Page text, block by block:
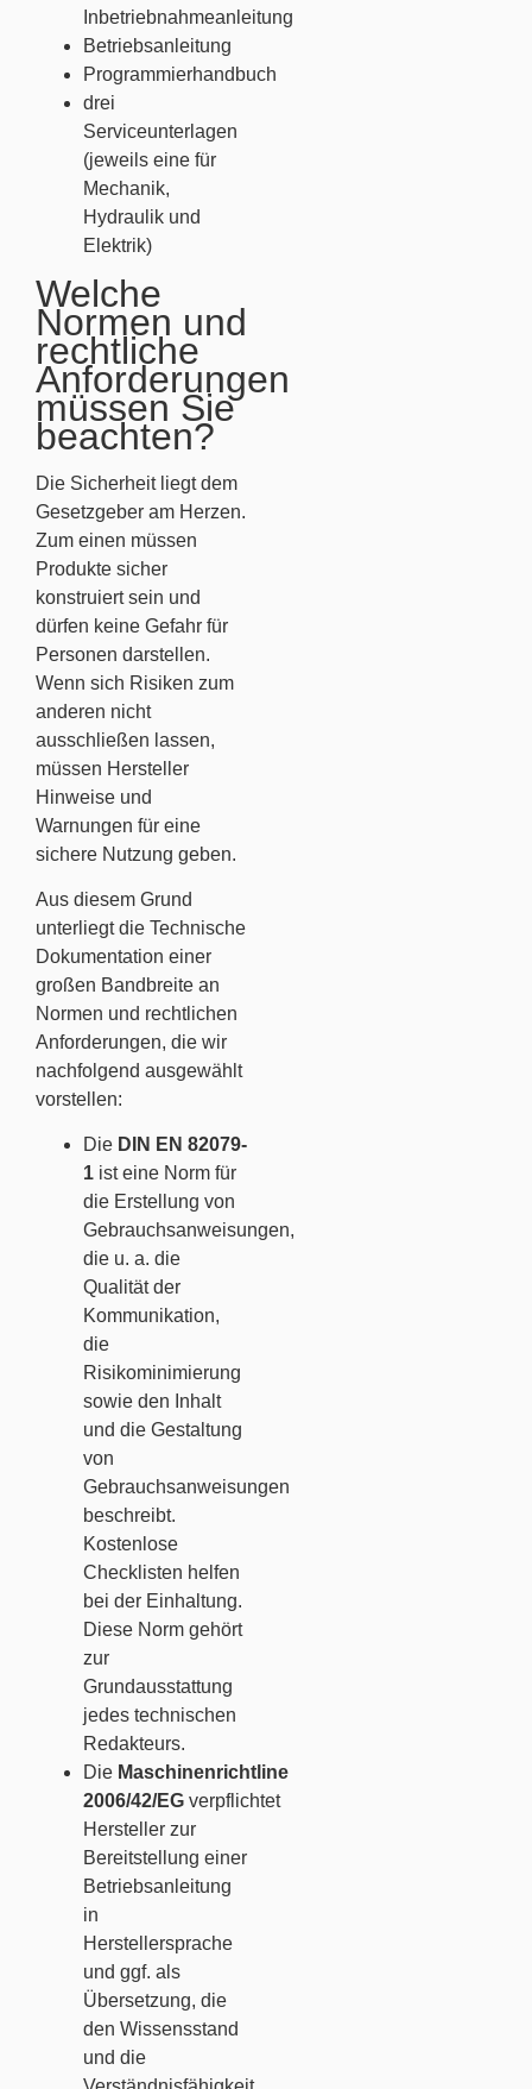
Inbetriebnahmeanleitung
Betriebsanleitung
Programmierhandbuch
drei
Serviceunterlagen
(jeweils eine für
Mechanik,
Hydraulik und
Elektrik)
Welche
Normen und
rechtliche
Anforderungen
müssen Sie
beachten?
Die Sicherheit liegt dem
Gesetzgeber am Herzen.
Zum einen müssen
Produkte sicher
konstruiert sein und
dürfen keine Gefahr für
Personen darstellen.
Wenn sich Risiken zum
anderen nicht
ausschließen lassen,
müssen Hersteller
Hinweise und
Warnungen für eine
sichere Nutzung geben.
Aus diesem Grund
unterliegt die Technische
Dokumentation einer
großen Bandbreite an
Normen und rechtlichen
Anforderungen, die wir
nachfolgend ausgewählt
vorstellen:
Die DIN EN 82079-
1 ist eine Norm für
die Erstellung von
Gebrauchsanweisungen,
die u. a. die
Qualität der
Kommunikation,
die
Risikominimierung
sowie den Inhalt
und die Gestaltung
von
Gebrauchsanweisungen
beschreibt.
Kostenlose
Checklisten helfen
bei der Einhaltung.
Diese Norm gehört
zur
Grundausstattung
jedes technischen
Redakteurs.
Die Maschinenrichtline
2006/42/EG verpflichtet
Hersteller zur
Bereitstellung einer
Betriebsanleitung
in
Herstellersprache
und ggf. als
Übersetzung, die
den Wissensstand
und die